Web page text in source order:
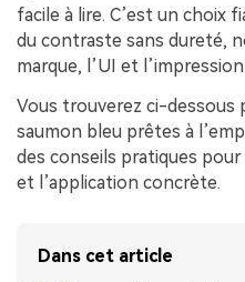
facile à lire. C’est un choix
du contraste sans dureté,
marque, l’UI et l’impression.
Vous trouverez ci-dessous
saumon bleu prêtes à
des conseils pratiques pour
et l’application concrète.
Dans cet article